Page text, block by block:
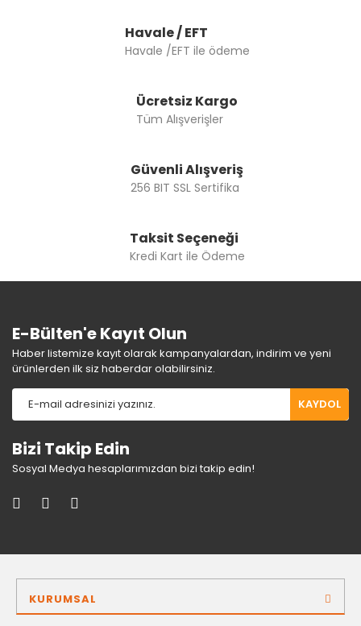
Havale / EFT
Havale /EFT ile ödeme
Ücretsiz Kargo
Tüm Alışverişler
Güvenli Alışveriş
256 BIT SSL Sertifika
Taksit Seçeneği
Kredi Kart ile Ödeme
E-Bülten'e Kayıt Olun
Haber listemize kayıt olarak kampanyalardan, indirim ve yeni
ürünlerden ilk siz haberdar olabilirsiniz.
KAYDOL
Bizi Takip Edin
Sosyal Medya hesaplarımızdan bizi takip edin!
KURUMSAL